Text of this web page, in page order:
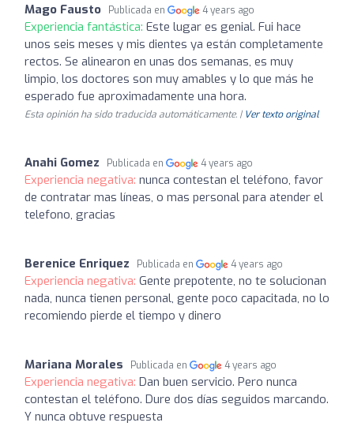
Mago Fausto Publicada en 4 years ago
Experiencia fantástica: Este lugar es genial. Fui hace
unos seis meses y mis dientes ya están completamente
rectos. Se alinearon en unas dos semanas, es muy
limpio, los doctores son muy amables y lo que más he
esperado fue aproximadamente una hora.
Esta opinión ha sido traducida automáticamente. | Ver texto original
Anahi Gomez Publicada en 4 years ago
Experiencia negativa: nunca contestan el teléfono, favor
de contratar mas líneas, o mas personal para atender el
telefono, gracias
Berenice Enriquez Publicada en 4 years ago
Experiencia negativa: Gente prepotente, no te solucionan
nada, nunca tienen personal, gente poco capacitada, no lo
recomiendo pierde el tiempo y dinero
Mariana Morales Publicada en 4 years ago
Experiencia negativa: Dan buen servicio. Pero nunca
contestan el teléfono. Dure dos días seguidos marcando.
Y nunca obtuve respuesta